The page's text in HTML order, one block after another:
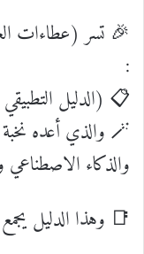
🎉 تسر (عطاءات
:
📋 (الدليل
🪄 والذي أعده
والذكاء الاصطناعي
📑 وهذا الدليل